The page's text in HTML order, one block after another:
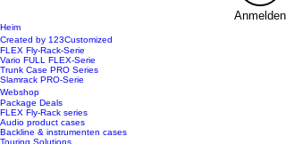
Anmelden
Heim
Created by 123Customized
FLEX Fly-Rack-Serie
Vario FULL FLEX-Serie
Trunk Case PRO Series
Slamrack PRO-Serie
Webshop
Package Deals
FLEX Fly-Rack series
Audio product cases
Backline & instrumenten cases